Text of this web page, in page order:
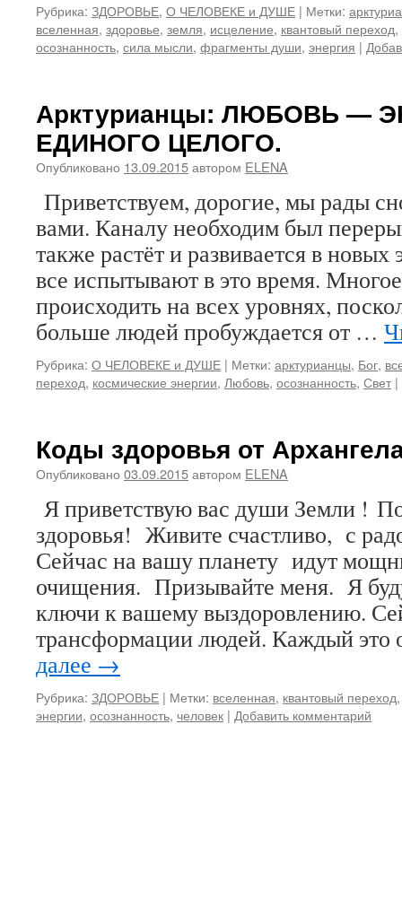
Рубрика: ЗДОРОВЬЕ, О ЧЕЛОВЕКЕ и ДУШЕ | Метки:
вселенная, здоровье, земля, исцеление, квантовый переход,
осознанность, сила мысли, фрагменты души, энергия |
Арктурианцы: ЛЮБОВЬ —
ЕДИНОГО ЦЕЛОГО.
Опубликовано 13.09.2015автором ELENA
Приветствуем, дорогие, мы рады
вами. Каналу необходим был
также растёт и развивается в новых
все испытывают в это время.
происходить на всех уровнях,
больше людей пробуждается от …
Рубрика: О ЧЕЛОВЕКЕ и ДУШЕ | Метки: арктурианцы, Бог,
переход, космические энергии, Любовь, осознанность, Свет |
Коды здоровья от
Опубликовано 03.09.2015автором ELENA
Я приветствую вас души Земли !
здоровья! Живите счастливо, с
Сейчас на вашу планету идут
очищения. Призывайте меня. Я
ключи к вашему выздоровлению.
трансформации людей. Каждый
далее →
Рубрика: ЗДОРОВЬЕ | Метки: вселенная, квантовый переход
энергии, осознанность, человек | Добавить комментарий